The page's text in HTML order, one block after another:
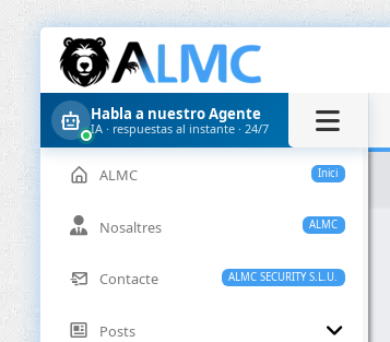
Habla a nuestro Agente
IA · respuestas al instante · 24/7
Inici
ALMC
ALMC
Nosaltres
ALMC SECURITY S.L.U.
Contacte
Posts